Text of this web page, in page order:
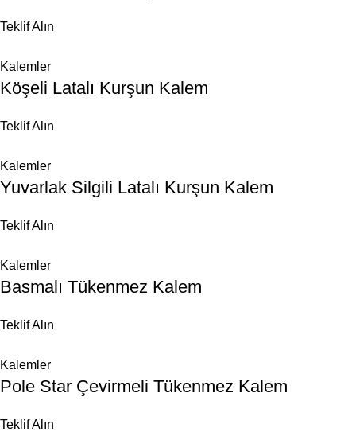
Teklif Alın
Kalemler
Köşeli Latalı Kurşun Kalem
Teklif Alın
Kalemler
Yuvarlak Silgili Latalı Kurşun Kalem
Teklif Alın
Kalemler
Basmalı Tükenmez Kalem
Teklif Alın
Kalemler
Pole Star Çevirmeli Tükenmez Kalem
Teklif Alın